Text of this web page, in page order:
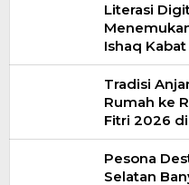
Literasi
Ishaq Kabat
Tradisi
Rumah ke
Fitri 2026 di
Pesona
Selatan